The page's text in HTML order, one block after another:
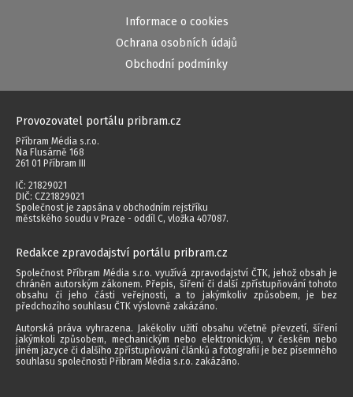
Informace o cookies
Ochrana osobních údajů
Obchodní podmínky
Provozovatel portálu pribram.cz
Příbram Média s.r.o.
Na Flusárně 168
261 01 Příbram III
IČ: 21829021
DIČ: CZ21829021
Společnost je zapsána v obchodním rejstříku
městského soudu v Praze - oddíl C, vložka 407087.
Redakce zpravodajství portálu pribram.cz
Společnost Příbram Média s.r.o. využívá zpravodajství ČTK, jehož obsah je
chráněn autorským zákonem. Přepis, šíření či další zpřístupňování tohoto
obsahu či jeho části veřejnosti, a to jakýmkoliv způsobem, je bez
předchozího souhlasu ČTK výslovně zakázáno.
Autorská práva vyhrazena. Jakékoliv užití obsahu včetně převzetí, šíření
jakýmkoli způsobem, mechanickým nebo elektronickým, v českém nebo
jiném jazyce či dalšího zpřístupňování článků a fotografií je bez písemného
souhlasu společnosti Příbram Média s.r.o. zakázáno.